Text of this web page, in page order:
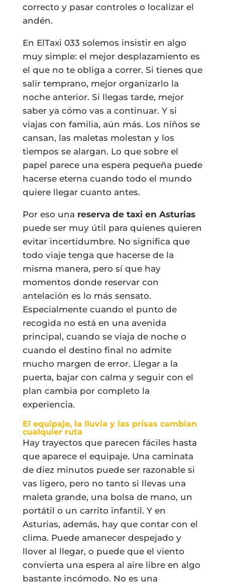
correcto y pasar controles o localizar el
andén.
En ElTaxi 033 solemos insistir en algo
muy simple: el mejor desplazamiento es
el que no te obliga a correr. Si tienes que
salir temprano, mejor organizarlo la
noche anterior. Si llegas tarde, mejor
saber ya cómo vas a continuar. Y si
viajas con familia, aún más. Los niños se
cansan, las maletas molestan y los
tiempos se alargan. Lo que sobre el
papel parece una espera pequeña puede
hacerse eterna cuando todo el mundo
quiere llegar cuanto antes.
Por eso una reserva de taxi en Asturias
puede ser muy útil para quienes quieren
evitar incertidumbre. No significa que
todo viaje tenga que hacerse de la
misma manera, pero sí que hay
momentos donde reservar con
antelación es lo más sensato.
Especialmente cuando el punto de
recogida no está en una avenida
principal, cuando se viaja de noche o
cuando el destino final no admite
mucho margen de error. Llegar a la
puerta, bajar con calma y seguir con el
plan cambia por completo la
experiencia.
El equipaje, la lluvia y las prisas cambian
cualquier ruta
Hay trayectos que parecen fáciles hasta
que aparece el equipaje. Una caminata
de diez minutos puede ser razonable si
vas ligero, pero no tanto si llevas una
maleta grande, una bolsa de mano, un
portátil o un carrito infantil. Y en
Asturias, además, hay que contar con el
clima. Puede amanecer despejado y
llover al llegar, o puede que el viento
convierta una espera al aire libre en algo
bastante incómodo. No es una